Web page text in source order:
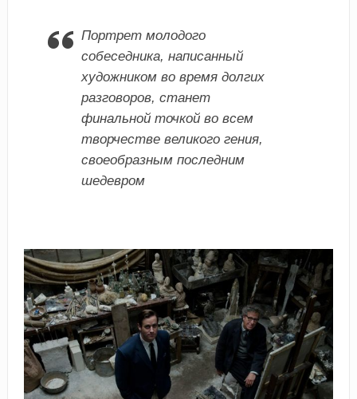
Портрет молодого
собеседника, написанный
художником во время долгих
разговоров, станет
финальной точкой во всем
творчестве великого гения,
своеобразным последним
шедевром